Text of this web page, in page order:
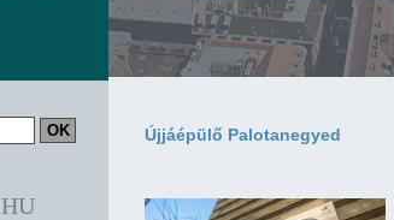
Újjáépülő Palotanegyed